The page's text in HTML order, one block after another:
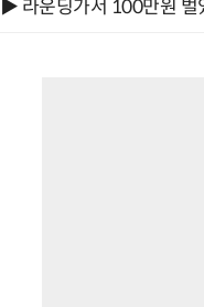
▶ 라운딩가서 100만원 벌